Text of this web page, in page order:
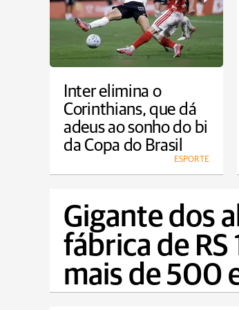
Inter elimina o
Corinthians, que dá
adeus ao sonho do bi
da Copa do Brasil
ESPORTE
Gigante dos
fábrica de RS
mais de 500